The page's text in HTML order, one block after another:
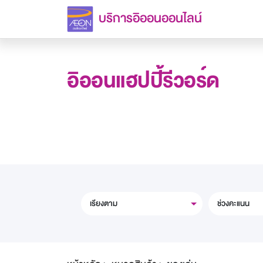
บริการอิออนออนไลน์
อิออนแฮปปี้รีวอร์ด
เรียงตาม ช่วงคะแนน